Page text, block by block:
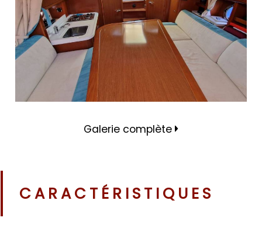
Galerie complète
CARACTÉRISTIQUES